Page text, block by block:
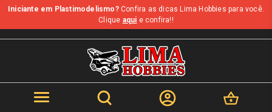
b
Iniciante em Plastimodelismo?Confira as dicas Lima Hobbies para você.
Clique aqui e confira!!